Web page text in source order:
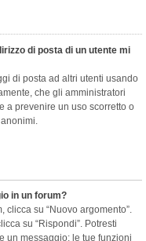
di posta di un utente mi
di posta ad altri utenti usando
che gli amministratori
a prevenire un uso scorretto o
in un forum?
clicca su “Nuovo argomento”.
su “Rispondi”. Potresti
un messaggio: le tue funzioni